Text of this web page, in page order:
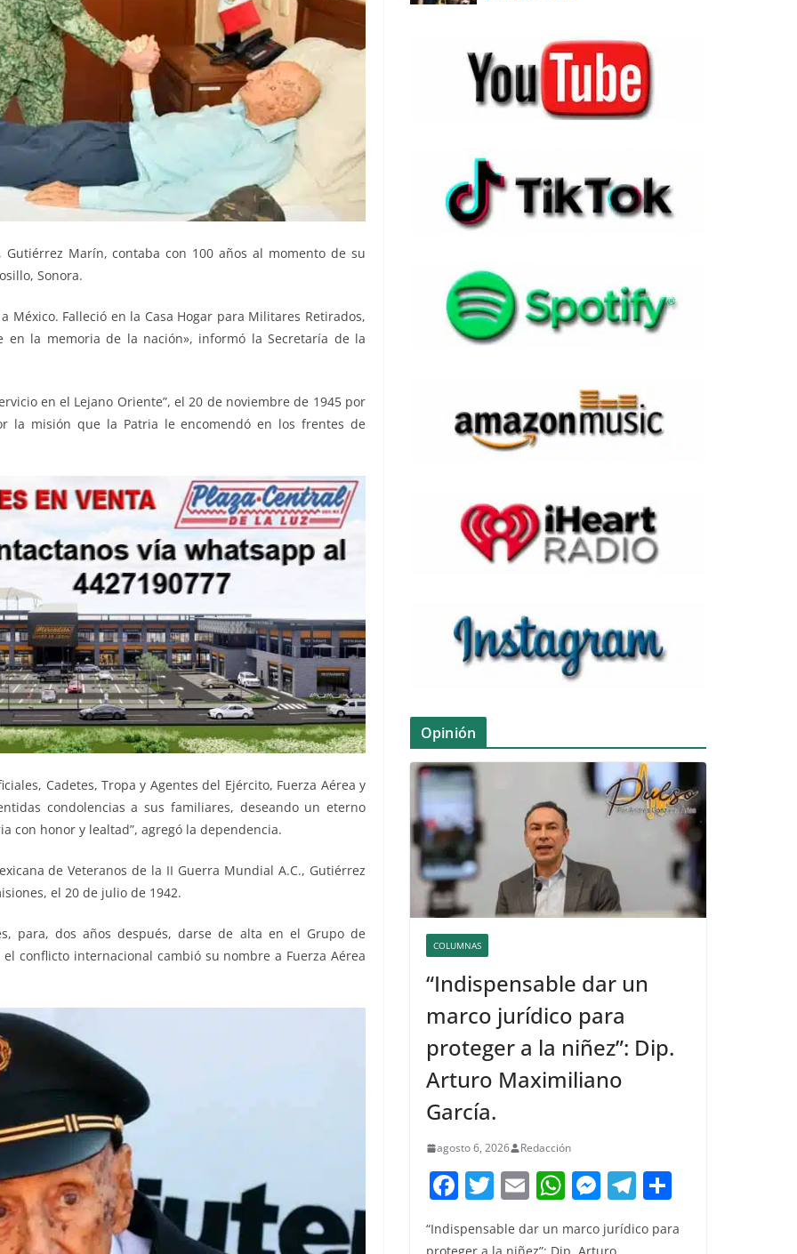
Marín, contaba con 100 años al momento de su
Sonora.
Falleció en la Casa Hogar para Militares Retirados,
en la memoria de la nación», informó la Secretaría de la
en el Lejano Oriente”, el 20 de noviembre de 1945 por
la misión que la Patria le encomendó en los frentes de
Cadetes, Tropa y Agentes del Ejército, Fuerza Aérea y
condolencias a sus familiares, deseando un eterno
con honor y lealtad”, agregó la dependencia.
de Veteranos de la II Guerra Mundial A.C., Gutiérrez
el 20 de julio de 1942.
para, dos años después, darse de alta en el Grupo de
conflicto internacional cambió su nombre a Fuerza Aérea
Opinión
COLUMNAS
“Indispensable dar un
marco jurídico para
proteger a la niñez”: Dip.
Arturo Maximiliano
García.
agosto 6, 2026 Redacción
F
c
T
w
itt
E
ai
W
at
M
e
ss
T
e m
“Indispensable dar un marco jurídico para